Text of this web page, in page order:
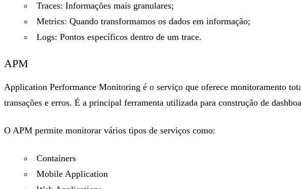
Traces: Informações mais granulares;
Metrics: Quando transformamos os dados em informação;
Logs: Pontos específicos dentro de um trace.
APM
Application Performance Monitoring é o serviço que oferece monitoramento
transações e erros. É a principal ferramenta utilizada para construção de
O APM permite monitorar vários tipos de serviços como:
Containers
Mobile Application